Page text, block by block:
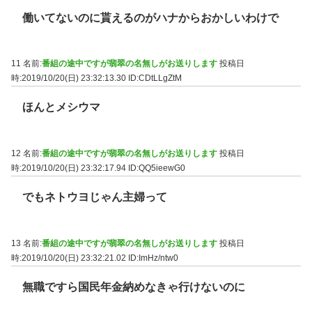
働いてないのに貰えるのがハナからおかしいわけで
11 名前:番組の途中ですが翡翠の名無しがお送りします 投稿日
時:2019/10/20(日) 23:32:13.30 ID:CDtLLgZtM
ほんとメシウマ
12 名前:番組の途中ですが翡翠の名無しがお送りします 投稿日
時:2019/10/20(日) 23:32:17.94 ID:QQ5ieewG0
でもネトウヨじゃん主婦って
13 名前:番組の途中ですが翡翠の名無しがお送りします 投稿日
時:2019/10/20(日) 23:32:21.02 ID:ImHz/ntw0
無職ですら国民年金納めなきゃ行けないのに